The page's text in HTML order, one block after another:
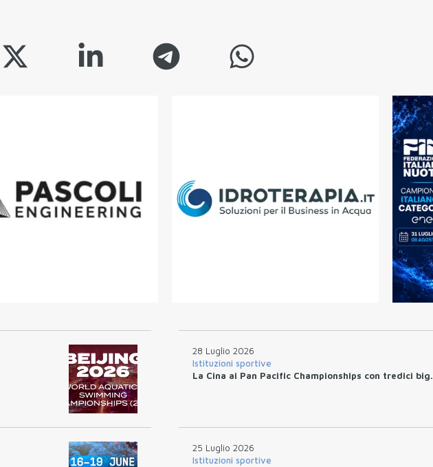
28 Luglio 2026
Istituzioni sportive
La Cina ai Pan Pacific Championships con tredici big.
25 Luglio 2026
Istituzioni sportive